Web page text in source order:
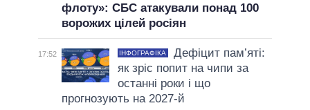
флоту»: СБС атакували понад 100
ворожих цілей росіян
17:52 ІНФОГРАФІКА
Дефіцит пам’яті:
як зріс попит на чипи за
останні роки і що
прогнозують на 2027-й